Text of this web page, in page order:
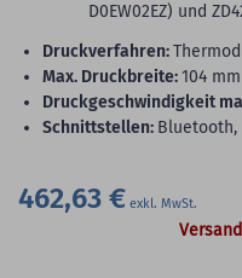
D0EW02EZ) und
Druckverfahren:
max. Druckbreite:104 mm
Druckgeschwindigkeit
Schnittstellen: Bluetooth,
462,63 €